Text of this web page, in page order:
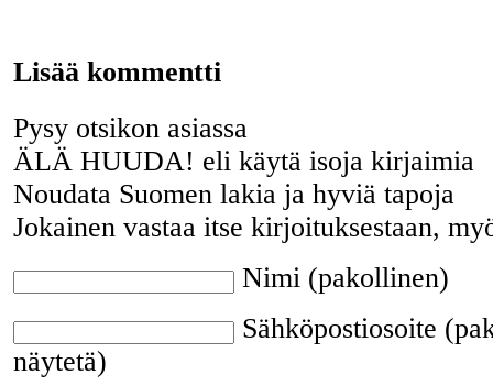
Lisää kommentti
Pysy otsikon asiassa
ÄLÄ HUUDA! eli käytä isoja kirjaimia
Noudata Suomen lakia ja hyviä tapoja
Jokainen vastaa itse kirjoituksestaan,
Nimi (pakollinen)
Sähköpostiosoite
näytetä)